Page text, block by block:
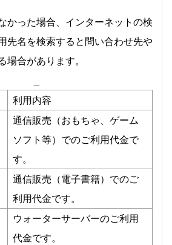
かった場合、インターネットの検
先名を検索すると問い合わせ先や
合があります。
利用内容
通信販売（おもちゃ、ゲーム
ソフト等）でのご利用代金で
す。
通信販売（電子書籍）でのご
利用代金です。
ウォーターサーバーのご利用
代金です。